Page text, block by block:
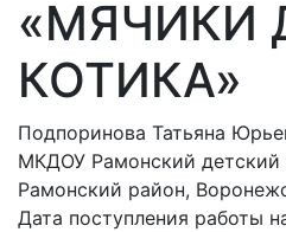
«МЯЧИКИ
КОТИКА»
Подпоринова Татьяна
МКДОУ Рамонский
Рамонский район,
Дата поступления работы